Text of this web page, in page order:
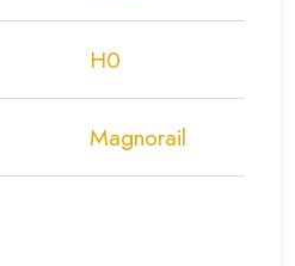
H0
Magnorail